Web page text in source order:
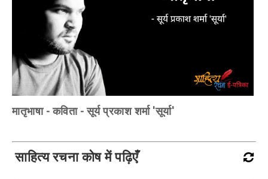
मातृभाषा - कविता - सूर्य प्रकाश शर्मा 'सूर्या'
साहित्य रचना कोष में पढ़िएँ